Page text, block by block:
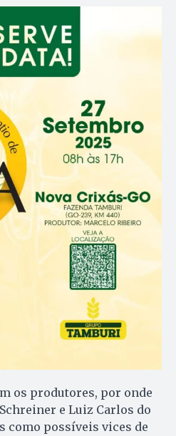
os produtores, por onde
e Luiz Carlos do
como possíveis vices de